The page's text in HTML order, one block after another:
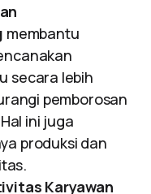
membantu
secara lebih
pemborosan
ini juga
produksi dan
Karyawan